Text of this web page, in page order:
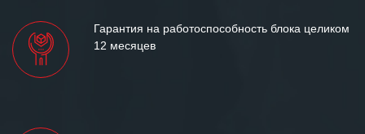
Гарантия на работоспособность блока целиком
12 месяцев